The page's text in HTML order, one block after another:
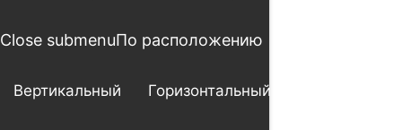
Close submenuПо расположению
Вертикальный Горизонтальный